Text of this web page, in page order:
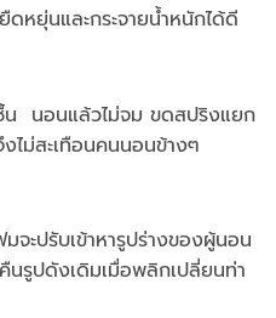
หยุ่นและกระจายน้ำหนักได้ดี
น นอนแล้วไม่จม ขดสปริงแยก
ไม่สะเทือนคนนอนข้างๆ
จะปรับเข้าหารูปร่างของผู้นอน
รูปดังเดิมเมื่อพลิกเปลี่ยนท่า